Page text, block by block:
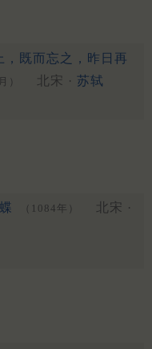
，既而忘之，昨日再
） 北宋 · 苏轼
（1084年）
北宋 ·